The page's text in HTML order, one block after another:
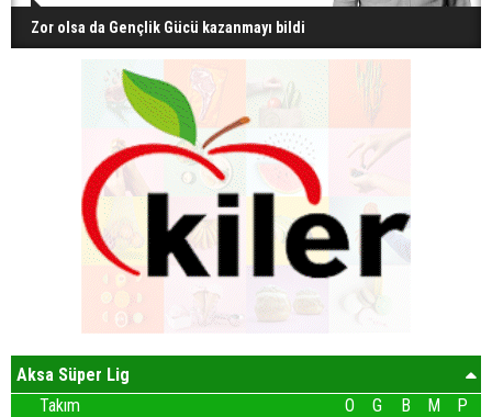
Zor olsa da Gençlik Gücü kazanmayı bildi
Aksa Süper Lig
Takım
O G B M P